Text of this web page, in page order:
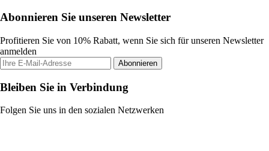
Abonnieren Sie unseren Newsletter
Profitieren Sie von 10% Rabatt, wenn Sie sich für unseren Newsletter
anmelden
Abonnieren
Bleiben Sie in Verbindung
Folgen Sie uns in den sozialen Netzwerken